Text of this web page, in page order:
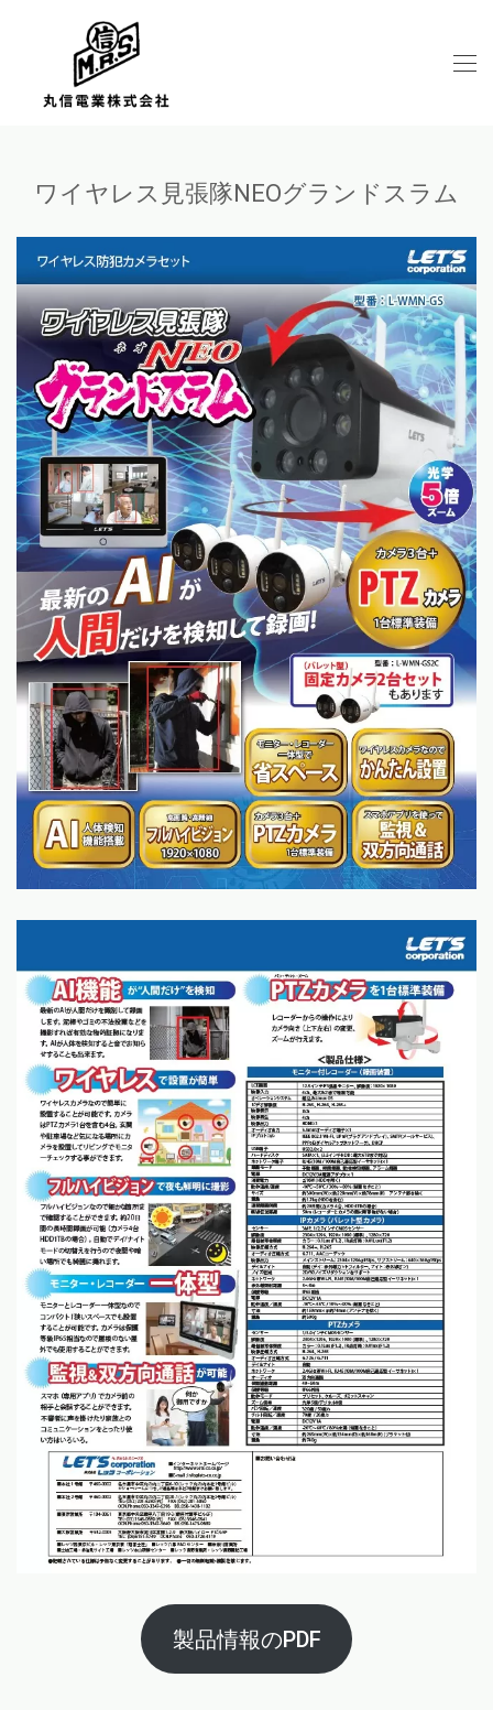
ワイヤレス見張隊NEOグランドスラム
製品情報のPDF